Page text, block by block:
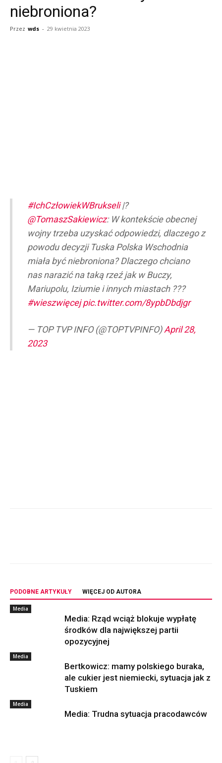
niebroniona?
Przez wds - 29 kwietnia 2023
#IchCzłowiekWBrukseli|?
@TomaszSakiewicz: W kontekście obecnej
wojny trzeba uzyskać odpowiedzi, dlaczego z
powodu decyzji Tuska Polska Wschodnia
miała być niebroniona? Dlaczego chciano
nas narazić na taką rzeź jak w Buczy,
Mariupolu, Iziumie i innych miastach ???
#wieszwięcej pic.twitter.com/8ypbDbdjgr
— TOP TVP INFO (@TOPTVPINFO)April 28,
2023
PODOBNE ARTYKUŁY WIĘCEJ OD AUTORA
Media
Media: Rząd wciąż blokuje wypłatę
środków dla największej partii
opozycyjnej
Media
Bertkowicz: mamy polskiego buraka,
ale cukier jest niemiecki, sytuacja jak z
Tuskiem
Media
Media: Trudna sytuacja pracodawców